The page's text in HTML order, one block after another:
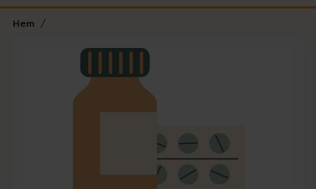
Hem
Lista: . Innehåller 1 objekt.